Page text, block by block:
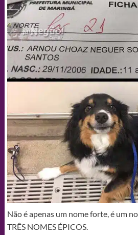
Não é apenas um nome forte, é um
TRÊS NOMES ÉPICOS.